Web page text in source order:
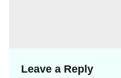
Leave a Reply